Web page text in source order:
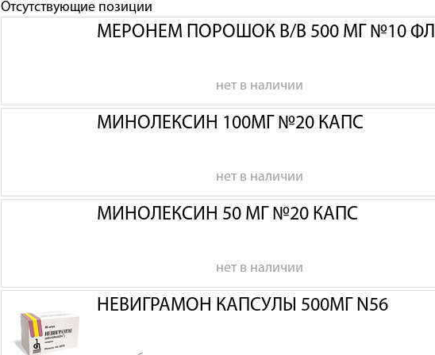
Отсутствующие позиции
МЕРОНЕМ ПОРОШОК В/В 500 МГ №10
нет в наличии
МИНОЛЕКСИН 100МГ №20 КАПС
нет в наличии
МИНОЛЕКСИН 50 МГ №20 КАПС
нет в наличии
НЕВИГРАМОН КАПСУЛЫ 500МГ N56